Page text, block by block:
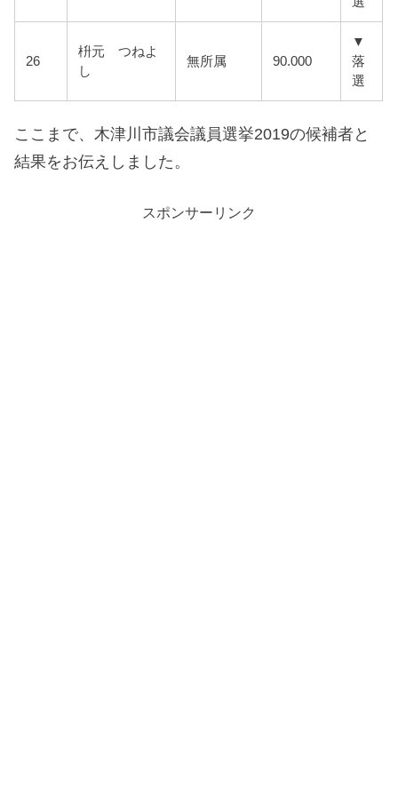
26
枡元 つねよ
し
無所属 90.000
▼
落
選
ここまで、木津川市議会議員選挙2019の候補者と
結果をお伝えしました。
スポンサーリンク